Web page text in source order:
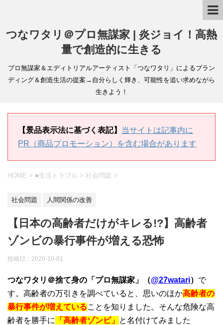
つなワタリ＠プロ無謀家 | 炎ジョイ！高熱
量で創造的に生きる
プロ無謀家＆エディトリアルアーティスト「つなワタリ」によるブラン
ディング＆創造生活の提案→自分らしく輝き、可能性を追い求めながら
生きよう！
【景品表示法に基づく表記】 当サイトは記事内に
PR（商品プロモーション）を含む場合があります
HOME > ■生活トラブル > 社会問題 >
社会問題 人間関係の改善
【日本の高齢者だけがキレる!?】高齢者
ゾンビの暴行事件が増える恐怖
投稿日： 2020-10-01
つなワタリ＠捨て身の「プロ無謀家」（@27watari） で
す。高齢者の万引きを調べていると、思いのほか高齢者の
暴行事件が増えていることを知りました。そんな危険な高
齢者を勝手に
「高齢者ゾンビ」 と名付けてみました